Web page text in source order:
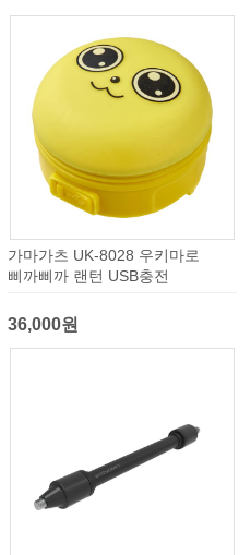
가마가츠 UK-8028 우키마로
삐까삐까 랜턴 USB충전
36,000원